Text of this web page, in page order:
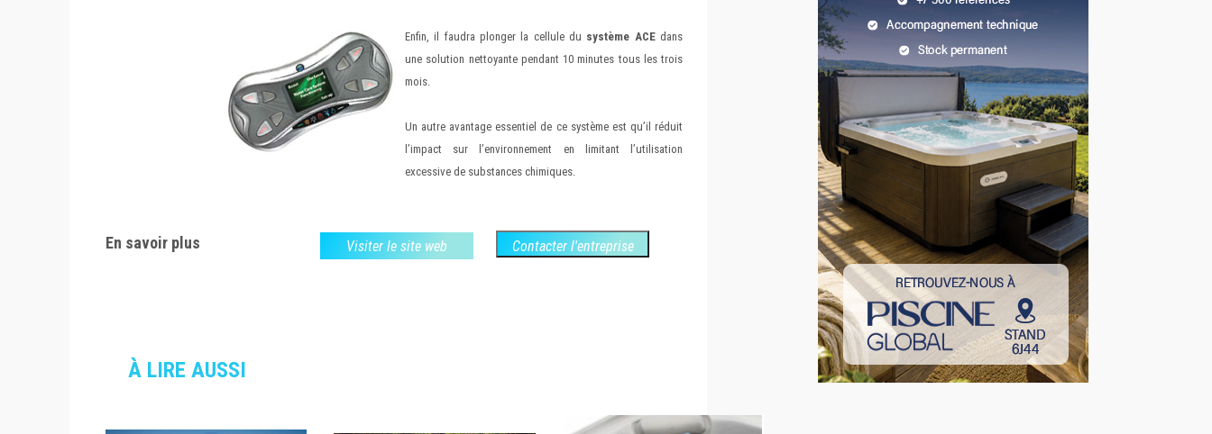
Enfin, il faudra plonger la cellule du système ACEdans
une solution nettoyante pendant 10 minutes tous les trois
mois.
Un autre avantage essentiel de ce système est qu’il réduit
l’impact sur l’environnement en limitant l’utilisation
excessive de substances chimiques.
En savoir plus Visiter le site web Contacter l'entreprise
À LIRE AUSSI